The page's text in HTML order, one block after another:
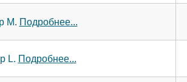
M. Подробнее...
L. Подробнее...